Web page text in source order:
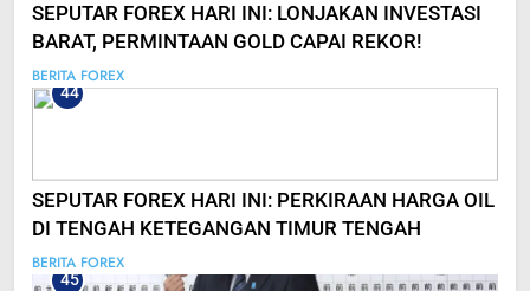
SEPUTAR FOREX HARI INI: LONJAKAN INVESTASI
BARAT, PERMINTAAN GOLD CAPAI REKOR!
BERITA FOREX
44
SEPUTAR FOREX HARI INI: PERKIRAAN HARGA OIL
DI TENGAH KETEGANGAN TIMUR TENGAH
BERITA FOREX
45